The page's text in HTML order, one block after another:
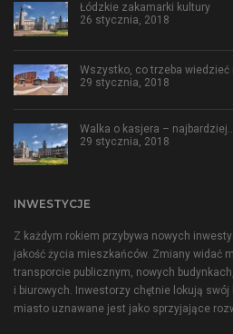
Łódzkie zakamarki kultury
26 stycznia, 2018
Wszystko, co trzeba wiedzieć
29 stycznia, 2018
Walka o kasjera –
29 stycznia, 2018
INWESTYCJE
Z każdym rokiem przybywa nowych
jakość życia mieszkańców. Zmiany widać
transporcie publicznym, nowych
i biurowych. Inwestorzy chętnie lokują swój
miasto uznawane jest jako sprzyjające